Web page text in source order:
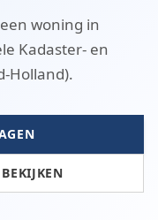
woning in
Kadaster- en
Holland).